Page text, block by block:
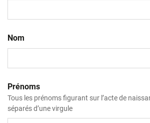
Nom
Prénoms
Tous les prénoms figurant sur l’acte de
séparés d’une virgule